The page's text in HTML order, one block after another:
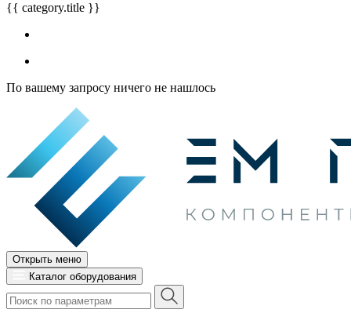
{{ category.title }}
По вашему запросу ничего не нашлось
Открыть меню
Каталог оборудования